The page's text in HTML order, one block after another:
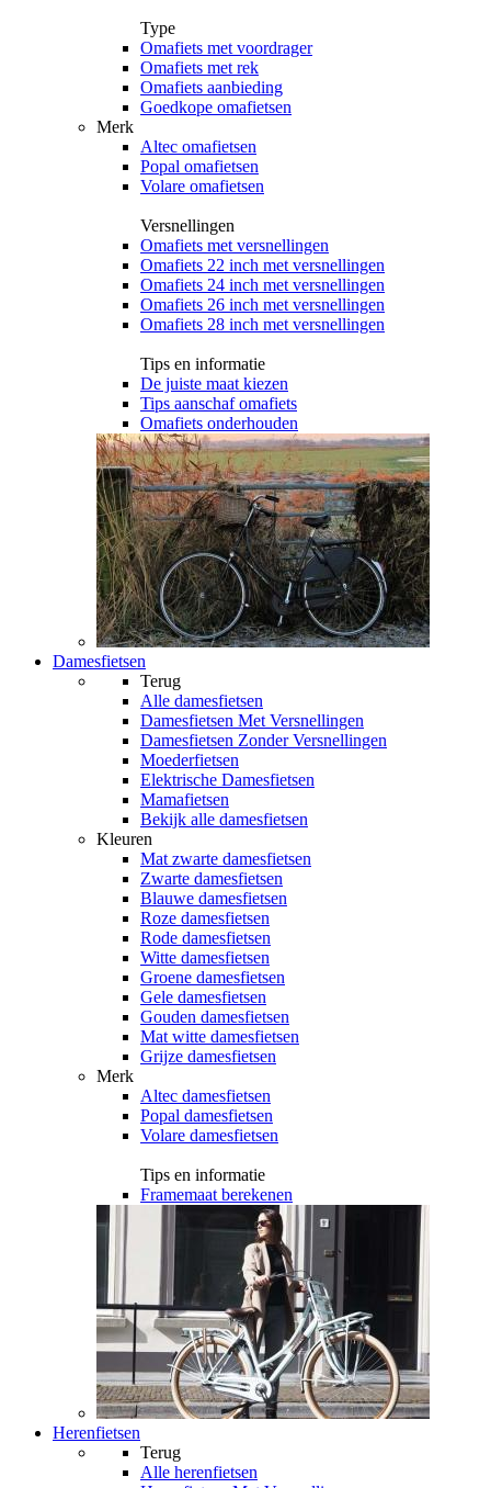
Type
Omafiets met voordrager
Omafiets met rek
Omafiets aanbieding
Goedkope omafietsen
Merk
Altec omafietsen
Popal omafietsen
Volare omafietsen
Versnellingen
Omafiets met versnellingen
Omafiets 22 inch met versnellingen
Omafiets 24 inch met versnellingen
Omafiets 26 inch met versnellingen
Omafiets 28 inch met versnellingen
Tips en informatie
De juiste maat kiezen
Tips aanschaf omafiets
Omafiets onderhouden
Damesfietsen
Terug
Alle damesfietsen
Damesfietsen Met Versnellingen
Damesfietsen Zonder Versnellingen
Moederfietsen
Elektrische Damesfietsen
Mamafietsen
Bekijk alle damesfietsen
Kleuren
Mat zwarte damesfietsen
Zwarte damesfietsen
Blauwe damesfietsen
Roze damesfietsen
Rode damesfietsen
Witte damesfietsen
Groene damesfietsen
Gele damesfietsen
Gouden damesfietsen
Mat witte damesfietsen
Grijze damesfietsen
Merk
Altec damesfietsen
Popal damesfietsen
Volare damesfietsen
Tips en informatie
Framemaat berekenen
Herenfietsen
Terug
Alle herenfietsen